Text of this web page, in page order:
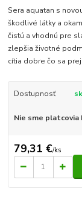
Sera aquatan s
škodlivé látky a
čistú a vhodnú pre
zlepšia životné
cítia dobre čo sa
Dostupnosť
Nie sme platcovia
79,31 €/ks